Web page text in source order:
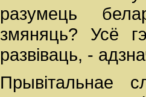
разумець
змяняць? Усё
развіваць, -
Прывітальнае